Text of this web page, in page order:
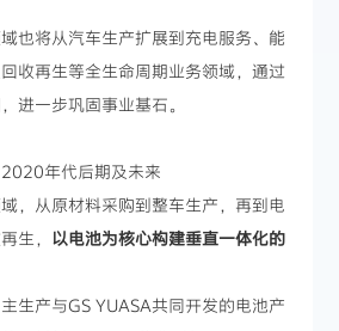
也将从汽车生产扩展到充电服务、能
收再生等全生命周期业务领域，通过
进一步巩固事业基石。
年代后期及未来
，从原材料采购到整车生产，再到电
生， 以电池为核心构建垂直一体化的
生产与GS YUASA共同开发的电池产